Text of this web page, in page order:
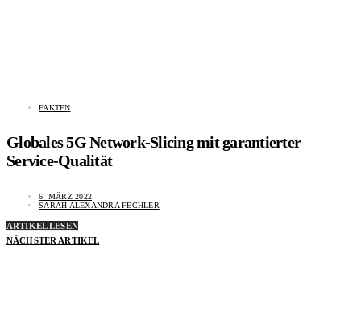
FAKTEN
Globales 5G Network-Slicing mit garantierter
Service-Qualität
6. MÄRZ 2022
SARAH ALEXANDRA FECHLER
ARTIKEL LESEN
NÄCHSTER ARTIKEL